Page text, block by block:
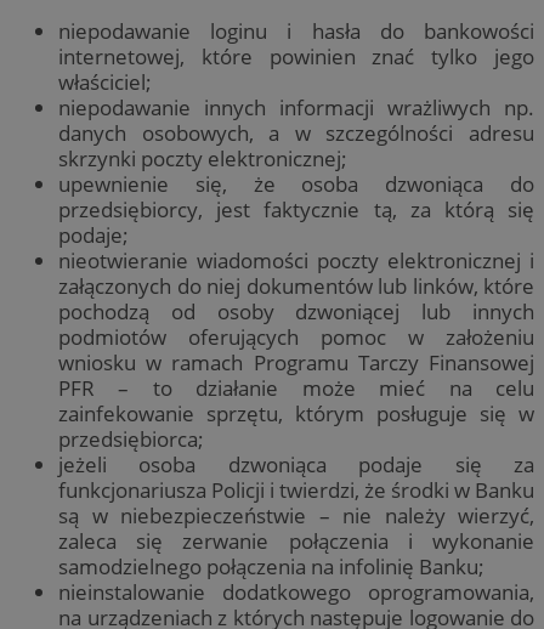
niepodawanie loginu i hasła do bankowości
internetowej, które powinien znać tylko jego
właściciel;
niepodawanie innych informacji wrażliwych np.
danych osobowych, a w szczególności adresu
skrzynki poczty elektronicznej;
upewnienie się, że osoba dzwoniąca do
przedsiębiorcy, jest faktycznie tą, za którą się
podaje;
nieotwieranie wiadomości poczty elektronicznej i
załączonych do niej dokumentów lub linków, które
pochodzą od osoby dzwoniącej lub innych
podmiotów oferujących pomoc w założeniu
wniosku w ramach Programu Tarczy Finansowej
PFR – to działanie może mieć na celu
zainfekowanie sprzętu, którym posługuje się w
przedsiębiorca;
jeżeli osoba dzwoniąca podaje się za
funkcjonariusza Policji i twierdzi, że środki w Banku
są w niebezpieczeństwie – nie należy wierzyć,
zaleca się zerwanie połączenia i wykonanie
samodzielnego połączenia na infolinię Banku;
nieinstalowanie dodatkowego oprogramowania,
na urządzeniach z których następuje logowanie do